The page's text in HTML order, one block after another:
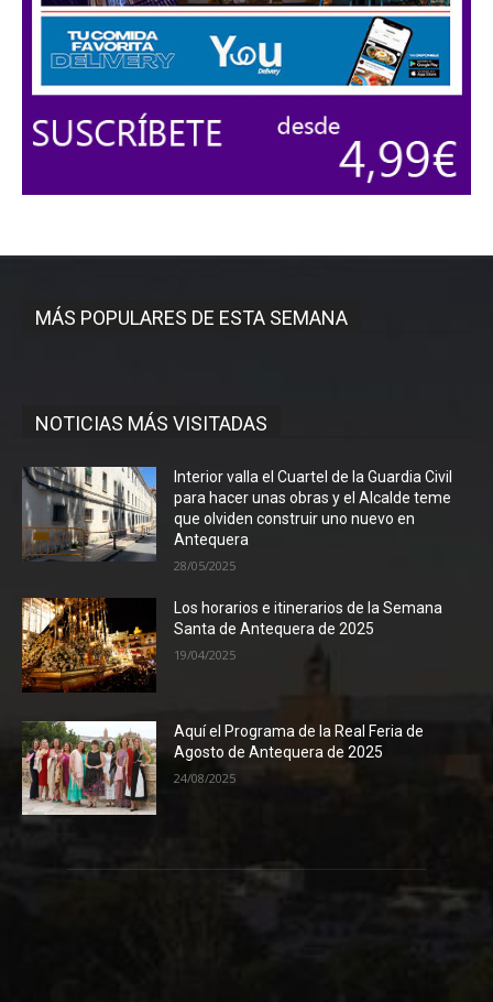
MÁS POPULARES DE ESTA SEMANA
NOTICIAS MÁS VISITADAS
Interior valla el Cuartel de la Guardia Civil
para hacer unas obras y el Alcalde teme
que olviden construir uno nuevo en
Antequera
28/05/2025
Los horarios e itinerarios de la Semana
Santa de Antequera de 2025
19/04/2025
Aquí el Programa de la Real Feria de
Agosto de Antequera de 2025
24/08/2025